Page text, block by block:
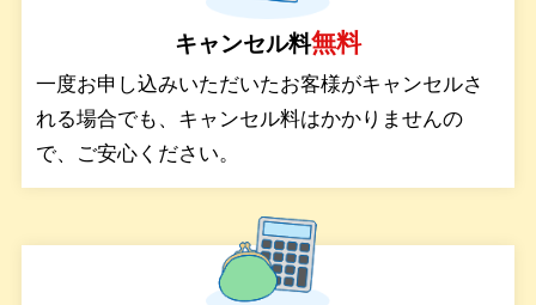
キャンセル料無料
一度お申し込みいただいたお客様がキャンセルさ
れる場合でも、キャンセル料はかかりませんの
で、ご安心ください。